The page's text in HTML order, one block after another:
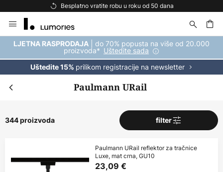
Besplatna dostava za kupnju iznad 69 €
to
Content
LJETNA RASPRODAJA | do 70% popusta na više od 20.000
proizvoda* Uštedite sada
Uštedite 15% prilikom registracije na newsletter
Paulmann URail
344 proizvoda filter
Paulmann URail reflektor za tračnice
Luxe, mat crna, GU10
23,09 €